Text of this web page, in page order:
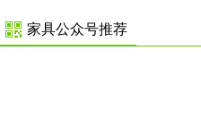
家具公众号推荐